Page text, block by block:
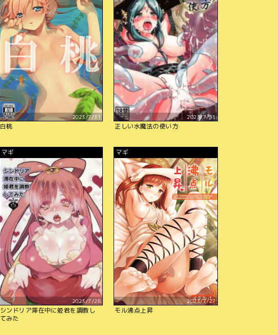
2023/7/31
白桃
2023/7/31
正しい水魔法の使い方
マギ
2023/7/28
シンドリア滞在中に姫君を調教し
てみた
マギ
2023/7/27
モル沸点上昇